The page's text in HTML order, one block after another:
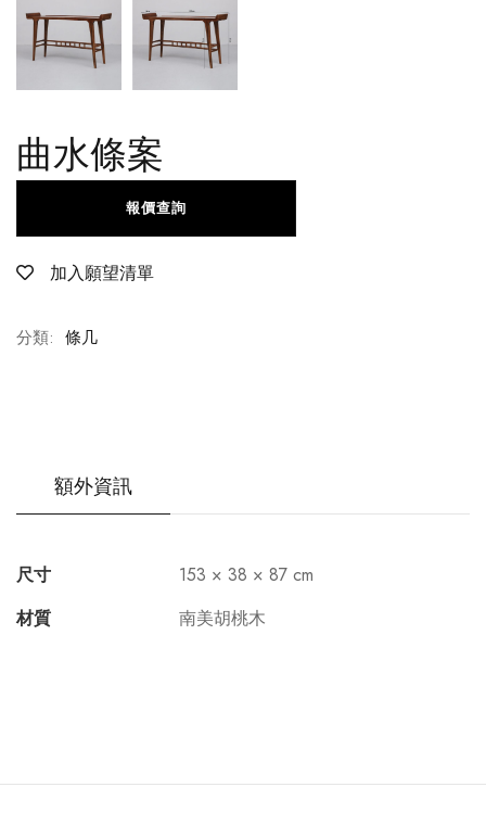
曲水條案
加入願望清單
報價查詢
分類: 條几
額外資訊
尺寸
153 × 38 × 87 cm
材質
南美胡桃木